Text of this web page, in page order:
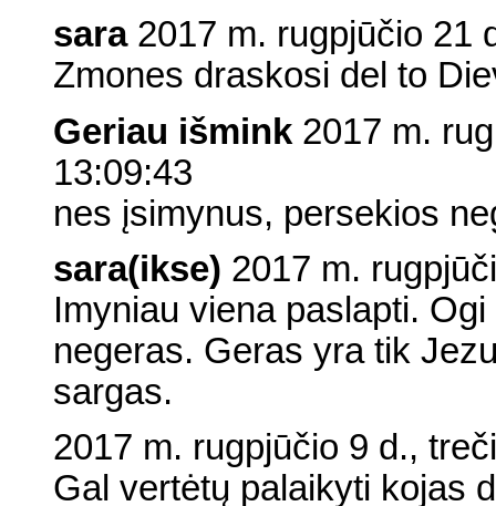
sara2017 m. rugpjūčio 21
Zmones draskosi del to
Geriau išmink 2017 m.
13:09:43
nes įsimynus, persekios
sara(ikse) 2017 m.
Imyniau viena paslapti.
negeras. Geras yra tik
sargas.
2017 m. rugpjūčio 9 d.,
Gal vertėtų palaikyti kojas